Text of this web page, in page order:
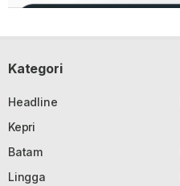
Kategori
Headline
Kepri
Batam
Lingga